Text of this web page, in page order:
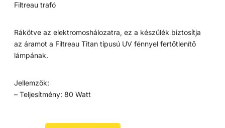
Filtreau trafó
Rákötve az elektromoshálozatra, ez a készülék biztosítja
az áramot a Filtreau Titan típusú UV fénnyel fertőtlenítő
lámpának.
Jellemzők:
– Teljesítmény: 80 Watt